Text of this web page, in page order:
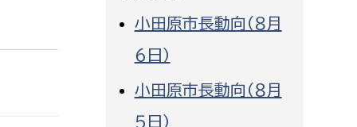
警防計画課
救急課
消防課
小田原市長動向（８月
６日）
小田原市長動向（８月
５日）